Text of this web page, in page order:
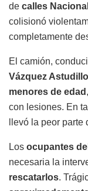
de calles
colisionó
completamente
El camión,
Vázquez Astudillo
menores de edad
con lesiones. En
llevó la peor parte
Los ocupantes
necesaria la
rescatarlos.